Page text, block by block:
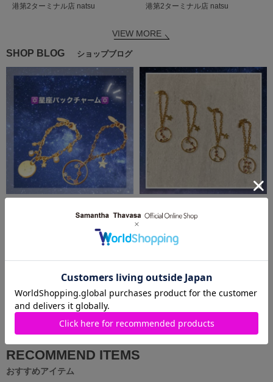
港第2ターミナル店 natsu 港第2ターミナル店 natsu
VIEW MORE
SHOP BLOG ショップブログ
【ギフトにもオススメ】💖星座チャ
いよてつ高島屋店
人と違ったチャームを持ちたいあな
Samantha Thavasa
羽田空港第1ターミナル店
MORE
RECOMMEND ITEMS
おすすめアイテム